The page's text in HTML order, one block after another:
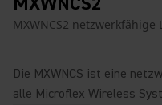
MXWNCS2 netzwerkfähige
Die MXWNCS ist eine
alle Microflex Wireless